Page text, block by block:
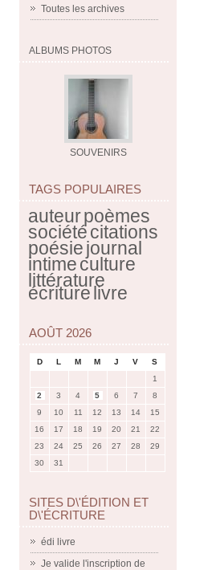
Toutes les archives
ALBUMS PHOTOS
SOUVENIRS
TAGS POPULAIRES
auteurpoèmes
sociétécitations
poésiejournal
intimeculture
littérature
écriturelivre
AOÛT 2026
D L M M J V
S
1
2
3 4 5 6 7
8
9
10 11 12 13 14
15
16
17 18 19 20 21
22
23
24 25 26 27 28
29
30
31
SITES D\'ÉDITION ET
D\'ÉCRITURE
édi livre
Je valide l'inscription de